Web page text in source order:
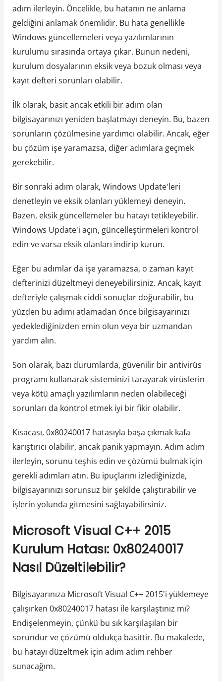
adım ilerleyin. Öncelikle, bu hatanın ne anlama
geldiğini anlamak önemlidir. Bu hata genellikle
Windows güncellemeleri veya yazılımlarının
kurulumu sırasında ortaya çıkar. Bunun nedeni,
kurulum dosyalarının eksik veya bozuk olması veya
kayıt defteri sorunları olabilir.
İlk olarak, basit ancak etkili bir adım olan
bilgisayarınızı yeniden başlatmayı deneyin. Bu, bazen
sorunların çözülmesine yardımcı olabilir. Ancak, eğer
bu çözüm işe yaramazsa, diğer adımlara geçmek
gerekebilir.
Bir sonraki adım olarak, Windows Update'leri
denetleyin ve eksik olanları yüklemeyi deneyin.
Bazen, eksik güncellemeler bu hatayı tetikleyebilir.
Windows Update'i açın, güncelleştirmeleri kontrol
edin ve varsa eksik olanları indirip kurun.
Eğer bu adımlar da işe yaramazsa, o zaman kayıt
defterinizi düzeltmeyi deneyebilirsiniz. Ancak, kayıt
defteriyle çalışmak ciddi sonuçlar doğurabilir, bu
yüzden bu adımı atlamadan önce bilgisayarınızı
yedeklediğinizden emin olun veya bir uzmandan
yardım alın.
Son olarak, bazı durumlarda, güvenilir bir antivirüs
programı kullanarak sisteminizi tarayarak virüslerin
veya kötü amaçlı yazılımların neden olabileceği
sorunları da kontrol etmek iyi bir fikir olabilir.
Kısacası, 0x80240017 hatasıyla başa çıkmak kafa
karıştırıcı olabilir, ancak panik yapmayın. Adım adım
ilerleyin, sorunu teşhis edin ve çözümü bulmak için
gerekli adımları atın. Bu ipuçlarını izlediğinizde,
bilgisayarınızı sorunsuz bir şekilde çalıştırabilir ve
işlerin yolunda gitmesini sağlayabilirsiniz.
Microsoft Visual C++ 2015
Kurulum Hatası: 0x80240017
Nasıl Düzeltilebilir?
Bilgisayarınıza Microsoft Visual C++ 2015'i yüklemeye
çalışırken 0x80240017 hatası ile karşılaştınız mı?
Endişelenmeyin, çünkü bu sık karşılaşılan bir
sorundur ve çözümü oldukça basittir. Bu makalede,
bu hatayı düzeltmek için adım adım rehber
sunacağım.